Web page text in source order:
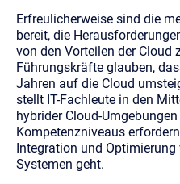
Erfreulicherweise sind die
bereit, die
von den Vorteilen der Cloud
Führungskräfte glauben,
Jahren auf die Cloud
stellt IT-Fachleute in den
hybrider Cloud-
Kompetenzniveaus
Integration und
Systemen geht.